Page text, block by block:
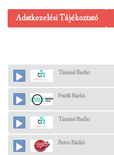
Adatkezelési Tájékoztató
Tamási Radio
Petőfi Rádió
Tamási Radio
Retro Rádió